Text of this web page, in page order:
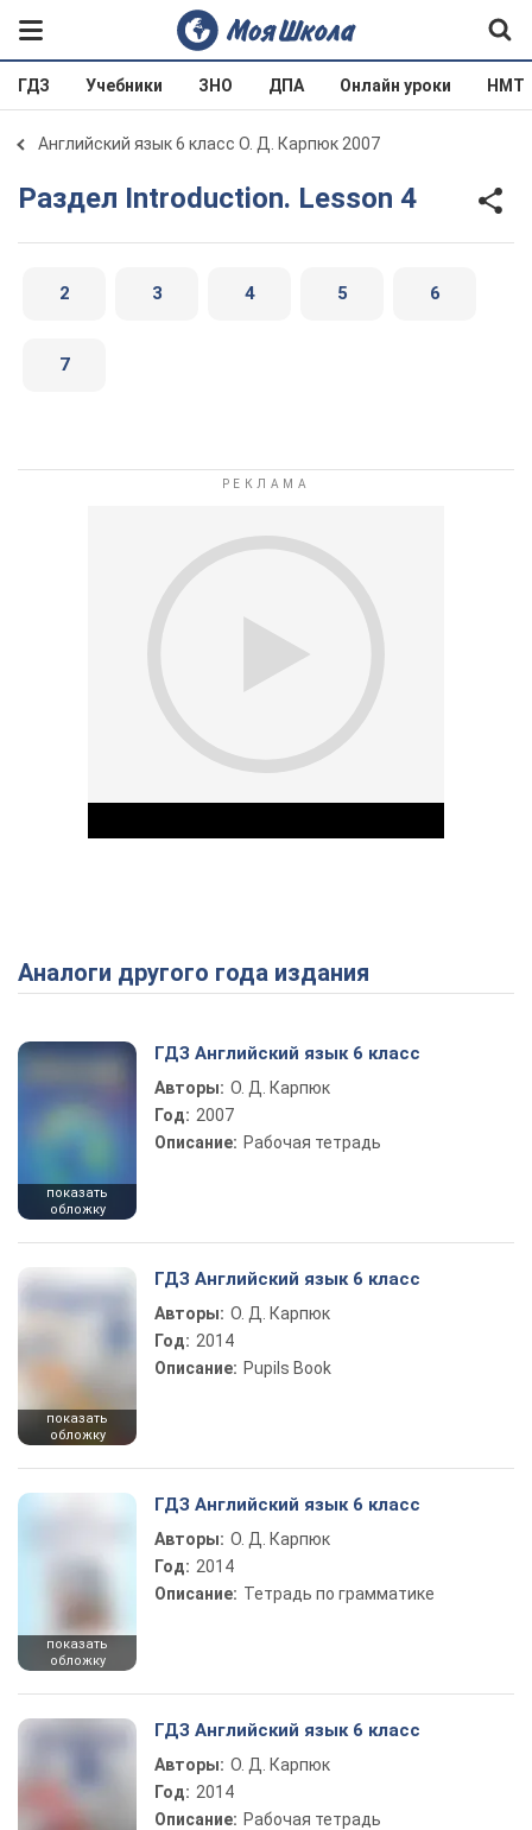
ГДЗ Учебники ЗНО ДПА Онлайн уроки НМТ
Английский язык 6 класс О. Д. Карпюк 2007
Раздел Introduction. Lesson 4
2 3 4 5 6
7
Play Video
Аналоги другого года издания
показать
обложку
ГДЗ Английский язык 6 класс
Авторы: О. Д. Карпюк
Год: 2007
Описание: Рабочая тетрадь
показать
обложку
ГДЗ Английский язык 6 класс
Авторы: О. Д. Карпюк
Год: 2014
Описание: Pupils Book
показать
обложку
ГДЗ Английский язык 6 класс
Авторы: О. Д. Карпюк
Год: 2014
Описание: Тетрадь по грамматике
ГДЗ Английский язык 6 класс
Авторы: О. Д. Карпюк
Год: 2014
Описание: Рабочая тетрадь